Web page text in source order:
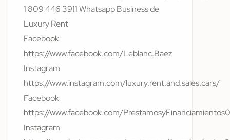
1 809 446 3911 Whatsapp Business de
Luxury Rent
Facebook
https://www.facebook.com/Leblanc.Baez
Instagram
https://www.instagram.com/luxury.rent.and.sales.cars/
Facebook
https://www.facebook.com/
Instagram